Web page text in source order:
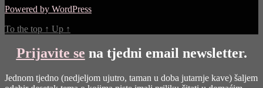
Powered by WordPress
To the top ↑ Up ↑
Prijavite se na tjedni email newsletter.
Jednom tjedno (nedjeljom ujutro, taman u doba jutarnje kave) šaljem